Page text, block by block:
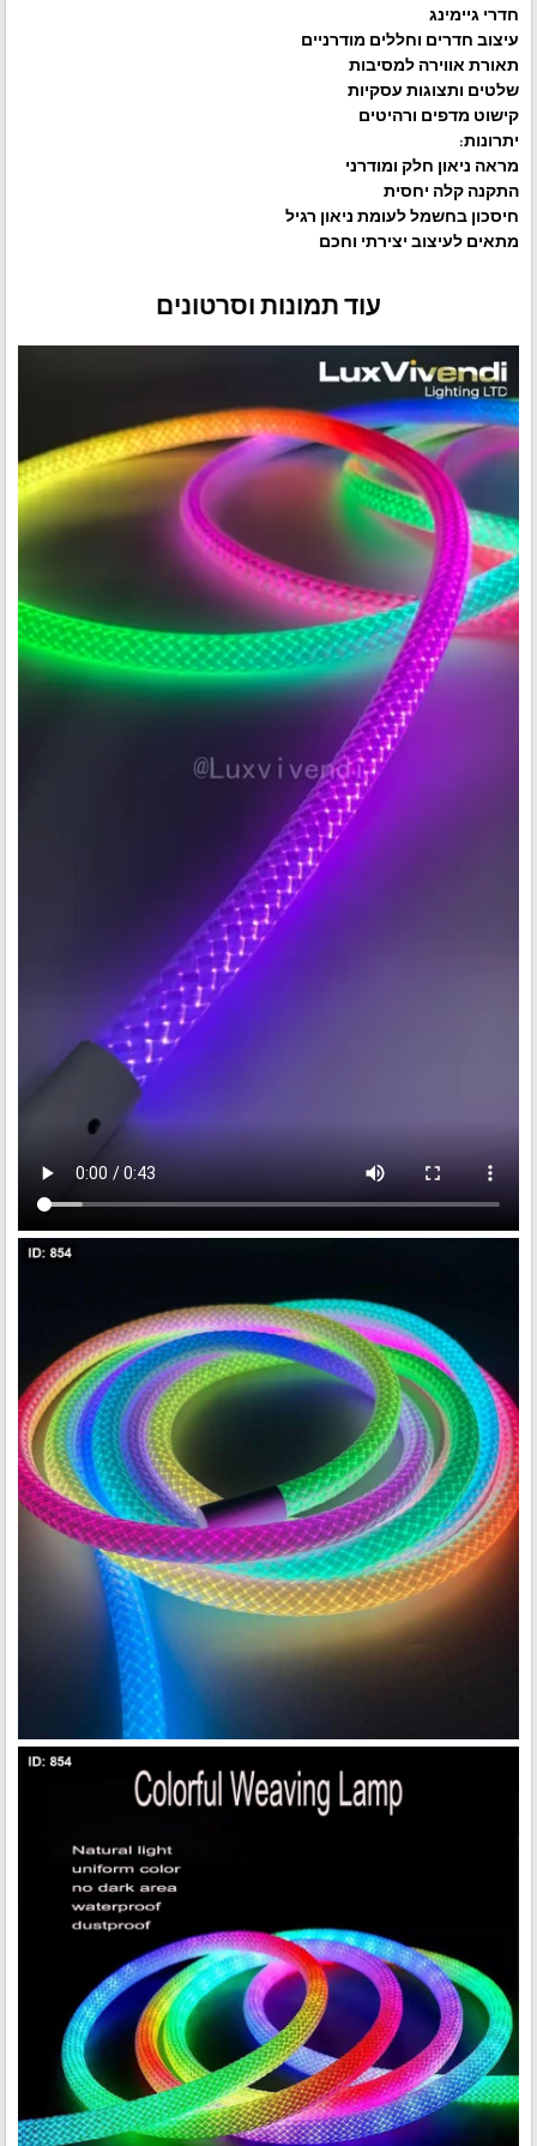
חדרי גיימינג
עיצוב חדרים וחללים מודרניים
תאורת אווירה למסיבות
שלטים ותצוגות עסקיות
קישוט מדפים ורהיטים
יתרונות:
מראה ניאון חלק ומודרני
התקנה קלה יחסית
חיסכון בחשמל לעומת ניאון רגיל
מתאים לעיצוב יצירתי וחכם
עוד תמונות וסרטונים